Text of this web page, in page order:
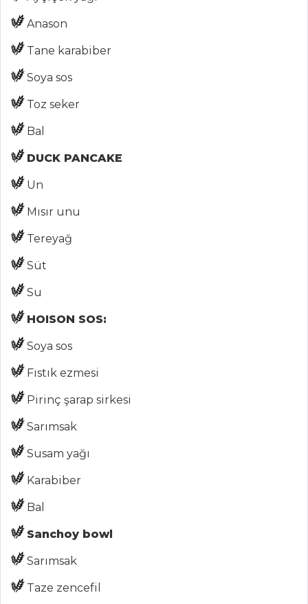
Medya
MENÜLER
Kategoriler
ÇORBALAR
Mantarlı Soğan
Çorbası
Çorbalar Tüm
Tarifleri
YEMEKLERI
Somon Füme
Sebzeli Mezgit
Sotelenmiş
Anason
Tane karabiber
Soya sos
Toz seker
Bal
DUCK PANCAKE
Un
Mısır unu
Tereyağ
Süt
Su
HOISON SOS:
Soya sos
Fıstık ezmesi
Pirinç şarap sirkesi
Sarımsak
Susam yağı
Karabiber
Bal
Sanchoy bowl
Sarımsak
Taze zencefil